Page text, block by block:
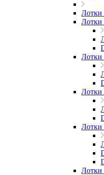
Лотки
Лотки
Лотки
Лотки
Лотки
Лотки